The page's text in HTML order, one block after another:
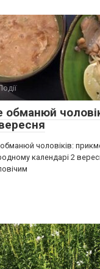
обманюй
чоловіків:
календарі 2